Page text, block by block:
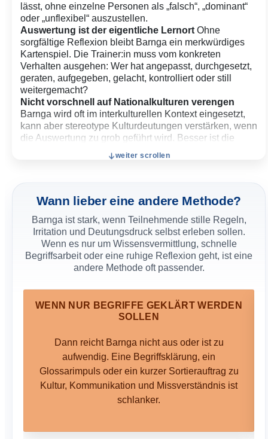
lässt, ohne einzelne Personen als „falsch“, „dominant“
oder „unflexibel“ auszustellen.
Auswertung ist der eigentliche Lernort Ohne
sorgfältige Reflexion bleibt Barnga ein merkwürdiges
Kartenspiel. Die Trainer:in muss vom konkreten
Verhalten ausgehen: Wer hat angepasst, durchgesetzt,
geraten, aufgegeben, gelacht, kontrolliert oder still
weitergemacht?
Nicht vorschnell auf Nationalkulturen verengen
Barnga wird oft im interkulturellen Kontext eingesetzt,
kann aber stereotype Kulturdeutungen verstärken, wenn
die Auswertung zu grob geführt wird. Besser ist die
Organisationen, Milieus, Sprachen, Fachkulturen oder
Schweigephase ernst nehmen
kein Gag, sondern macht fehlende Metakommunikation
diskutieren oder aushandeln dürfen, verschiebt sich die
Methode von Erfahrung zu Problemlösung.
Emotionen nicht wegmoderierenÄrger, Unsicherheit
oder Lachen sind keine Störung, sondern Material.
Wichtig ist, sie nicht psychologisch auszuschlachten,
Kontrollbedürfnis, Anpassung und Deutungsdruck zu
lesen.
weiter scrollen
Wann lieber eine andere Methode?
Barnga ist stark, wenn Teilnehmende stille Regeln,
Irritation und Deutungsdruck selbst erleben sollen.
Wenn es nur um Wissensvermittlung, schnelle
Begriffsarbeit oder eine ruhige Reflexion geht, ist eine
andere Methode oft passender.
WENN NUR BEGRIFFE GEKLÄRT WERDEN
SOLLEN
Dann reicht Barnga nicht aus oder ist zu
aufwendig. Eine Begriffsklärung, ein
Glossarimpuls oder ein kurzer Sortierauftrag zu
Kultur, Kommunikation und Missverständnis ist
schlanker.